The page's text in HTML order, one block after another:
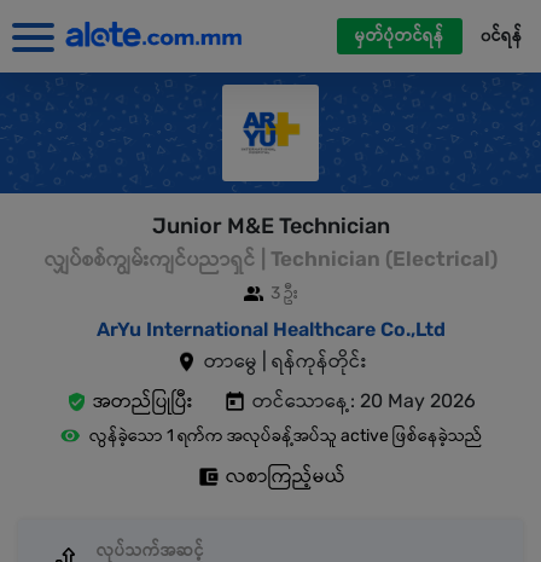
မှတ်ပုံတင်ရန် ၀င်ရန်
Junior M&E Technician
လျှပ်စစ်ကျွမ်းကျင်ပညာရှင် | Technician (Electrical)
3 ဦး
ArYu International Healthcare Co.,Ltd
တာမွေ | ရန်ကုန်တိုင်း
အတည်ပြုပြီး
တင်သောနေ့: 20 May 2026
လွန်ခဲ့သော 1 ရက်က အလုပ်ခန့်အပ်သူ active ဖြစ်နေခဲ့သည်
လစာကြည့်မယ်
လုပ်သက်အဆင့်